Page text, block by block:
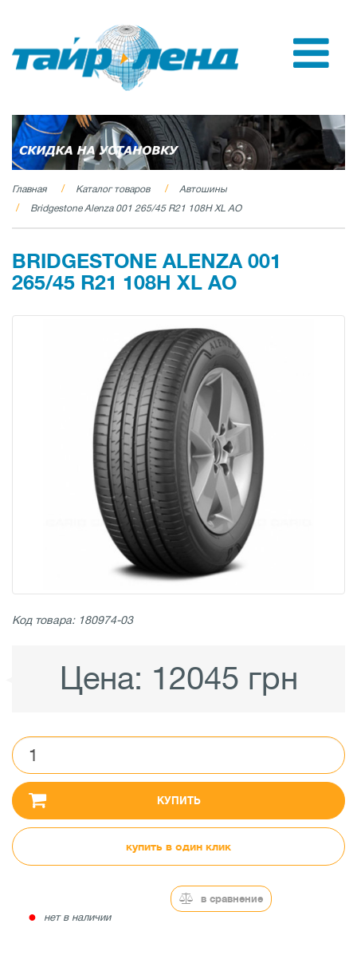
Главная Каталог товаров
Автошины
Bridgestone Alenza 001 265/45 R21 108H XL AO
BRIDGESTONE ALENZA 001
265/45 R21 108H XL AO
Код товара: 180974-03
Цена: 12045 грн
КУПИТЬ
купить в один клик
● нет в наличии
в сравнение